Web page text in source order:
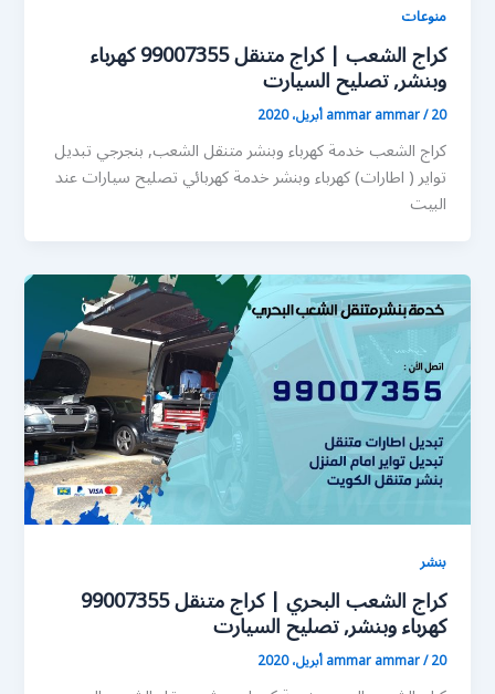
منوعات
كراج الشعب | كراج متنقل 99007355 كهرباء
وبنشر, تصليح السيارت
ammar ammar/20 أبريل، 2020
كراج الشعب خدمة كهرباء وبنشر متنقل الشعب, بنجرجي تبديل
تواير ( اطارات) كهرباء وبنشر خدمة كهربائي تصليح سيارات عند
البيت
بنشر
كراج الشعب البحري | كراج متنقل 99007355
كهرباء وبنشر, تصليح السيارت
ammar ammar/20 أبريل، 2020